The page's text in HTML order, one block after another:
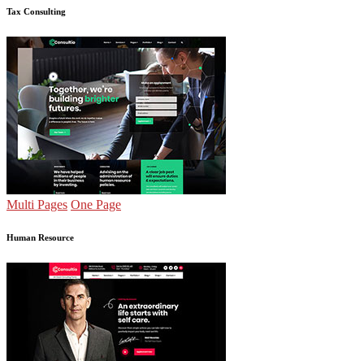
Tax Consulting
Multi Pages One Page
Human Resource